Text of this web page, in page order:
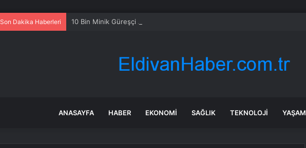
Son Dakika Haberleri 10 Bin Minik Güreşçi Ankara’da Mindere Çıktı
ANASAYFA HABER EKONOMI SAĞLIK TEKNOLOJI YAŞAM